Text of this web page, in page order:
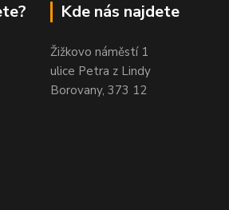
Kde nás najdete
Žižkovo náměstí 1
ulice Petra z Lindy
Borovany, 373 12